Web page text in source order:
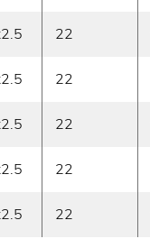
22
22
22
22
22